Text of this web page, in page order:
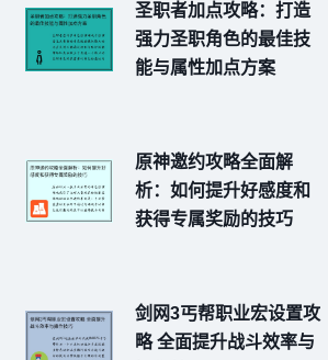
圣职者加点攻略：打造
强力圣职角色的最佳技
能与属性加点方案
原神邀约攻略全面解
析：如何提升好感度和
获得专属奖励的技巧
剑网3丐帮职业宏设置攻
略 全面提升战斗效率与